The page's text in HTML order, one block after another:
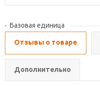
Базовая единица
Отзывы о товаре
Дополнительно